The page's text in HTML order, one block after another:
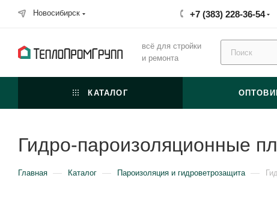
Новосибирск +7 (383) 228-36-54
всё для стройки
и ремонта
КАТАЛОГ
Гидро-пароизоляционные
Главная — Каталог — Пароизоляция и гидроветрозащита —